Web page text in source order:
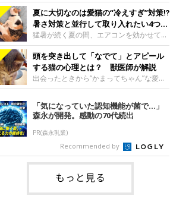
ャラリー夏の日中は、エアコンが切れると
室温が急に上昇する場合があります。猫は
自分で涼しい場所を探すのが得意ですが、
部屋全体が暑くなれ
師の重本仁先生に、猫に水分を摂らせるた
めにできるためできる工夫を教えていただ
きました。ボウルの高さを愛猫の好みにね
このきもち投稿写真ギャラリー水飲みボウ
ルの高さは、猫が飲むときに頭が胃より下
にならないように設定すると飲みやすいで
しょう。首を深く折り曲げずに済むため、
関節や食道への負
かすれる、しつこく鳴くなど、ふだんと違
って聞こえることがあります。 そんなと
き、あわせてどのような様子を確認したら
よいのでしょうか。暑い日に猫の鳴き方が
変わるときの見方や注意したい体調の変化
などについて、ねこのきもち獣医師相談室
の山口みき先生に伺いました。 鳴き方の
変化だけで判断せず、全身の様子も確認し
てねこのきもち投稿写真ギャラリー猫の鳴
ように見えることがあります。 ただ、鳴
き声だけで原因を決めるのは難しく、体調
や環境の変化を
夏に大切なのは愛猫の“冷えすぎ”対策⁉
暑さ対策と並行して取り入れたい4つの
工夫
猛暑が続く夏の間、エアコンを効かせて室
内を冷やしますよね。しかし、人にとって
は快適な温度でも、猫にとっては温度が低
すぎることも。暑さ対策と並行して、冷え
すぎ対策もしっかりと行うことが大切で
す。今回は獣医師の重本仁先生に、猫の冷
えすぎを防ぐ4つの対策を教えていただき
ました。（1） 冷房の効いていない部屋に
行き来できるようにするねこのきもち投稿
写真ギャラリー猫が寒いと感じたときに、
冷気から逃れる「逃げ場」を用意しておき
ましょう。冷房の効いていない部屋や廊下
へも自由に行き来できるように、ドアは猫
が通れる程度に
頭を突き出して「なでて」とアピール
する猫の心理とは？ 獣医師が解説
出会ったときから“かまってちゃん”な愛
猫。譲渡会での小鉄くんの様子写真提供／
＠Tore_2021ご紹介するのは、X（旧
Twitter）ユーザー＠Tore_2021さんの愛
猫・小鉄くんです。飼い主さんによると、
小鉄くんは元保護猫なのだとか。飼い主さ
ん： 「ペット可のマンションに引っ越し
たので、ずっと飼いたかった猫を探しに
2016年末に譲渡会に行きました。そこで
出会ったのが小鉄です。当時、小鉄はまだ
1才くらいだったのですが、私たちがケー
ジの中を覗いていると、そっと前足を出し
「気になっていた認知機能が菌で…」
森永が開発。感動の70代続出
PR(森永乳業)
Recommended by
もっと見る